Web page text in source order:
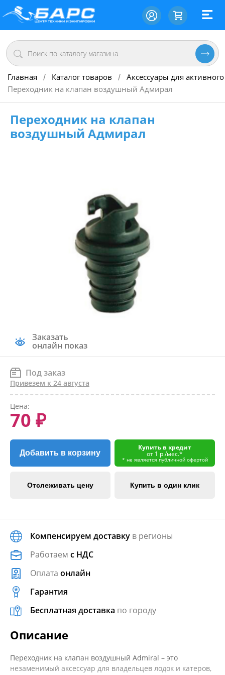
Главная / Каталог товаров / Аксессуары для
Переходник на клапан воздушный Адмирал
Переходник на клапан
воздушный Адмирал
Заказать
онлайн показ
Под заказ
Привезем к 24 августа
Цена:
70 ₽
Добавить в корзину
Купить в кредит
от 1 р./мес.*
* не является публичной офертой
Отслеживать цену Купить в один клик
Компенсируем доставку в регионы
Работаем с НДС
Оплата онлайн
Гарантия
Бесплатная доставка по городу
Описание
Переходник на клапан воздушный Admiral – это
незаменимый аксессуар для владельцев лодок и катеров,